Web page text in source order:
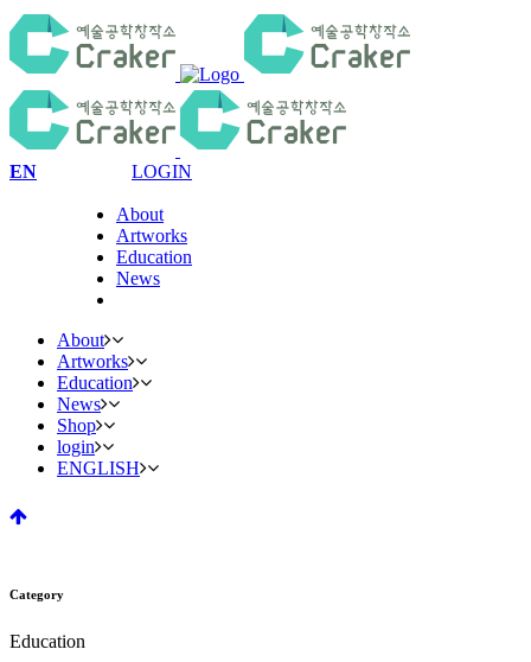
EN LOGIN
About
Artworks
Education
News
About
Artworks
Education
News
Shop
login
ENGLISH
Category
Education